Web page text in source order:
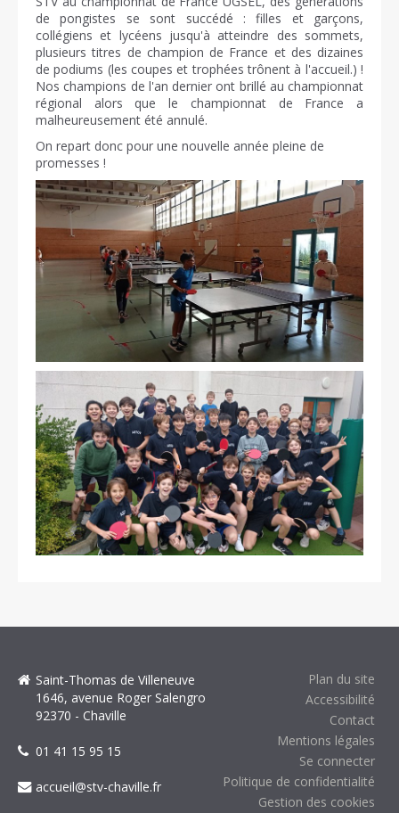
de pongistes se sont succédé : filles et garçons,
collégiens et lycéens jusqu'à atteindre des sommets,
plusieurs titres de champion de France et des dizaines
de podiums (les coupes et trophées trônent à l'accueil.) !
Nos champions de l'an dernier ont brillé au championnat
régional alors que le championnat de France a
malheureusement été annulé.
On repart donc pour une nouvelle année pleine de
promesses !
Plan du site
Accessibilité
Contact
Mentions légales
Se connecter
Politique de confidentialité
Gestion des cookies
Saint-Thomas de Villeneuve
1646, avenue Roger Salengro
92370 - Chaville
01 41 15 95 15
accueil@stv-chaville.fr